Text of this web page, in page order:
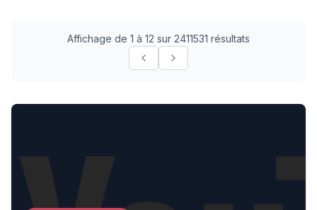
Affichage de 1 à 12 sur 2411531 résultats
Fifth heatwave of the year in UK likely next week as